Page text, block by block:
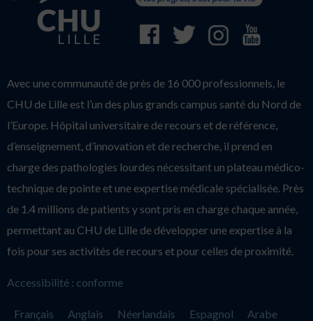
Avec une communauté de près de 16 000 professionnels, le
CHU de Lille est l’un des plus grands campus santé du Nord de
l’Europe. Hôpital universitaire de recours et de référence,
d’enseignement, d’innovation et de recherche, il prend en
charge des pathologies lourdes nécessitant un plateau médico-
technique de pointe et une expertise médicale spécialisée. Près
de 1.4 millions de patients y sont pris en charge chaque année,
permettant au CHU de Lille de développer une expertise à la
fois pour ses activités de recours et pour celles de proximité.
Accessibilité : conforme
Français Anglais Néerlandais Espagnol
Arabe